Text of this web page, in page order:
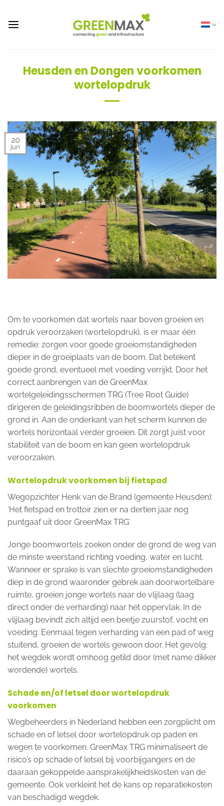
naar
inhoud
Heusden en Dongen voorkomen
wortelopdruk
20
jun
Om te voorkomen dat wortels naar boven groeien en
opdruk veroorzaken (wortelopdruk), is er maar één
remedie: zorgen voor goede groeiomstandigheden
dieper in de groeiplaats van de boom. Dat betekent
goede grond, eventueel met voeding verrijkt. Door het
correct aanbrengen van de GreenMax
wortelgeleidingsschermen TRG (Tree Root Guide)
dirigeren de geleidingsribben de boomwortels dieper de
grond in. Aan de onderkant van het scherm kunnen de
wortels horizontaal verder groeien. Dit zorgt juist voor
stabiliteit van de boom en kan geen wortelopdruk
veroorzaken.
Wortelopdruk voorkomen bij fietspad
Wegopzichter Henk van de Brand (gemeente Heusden):
‘Het fietspad en trottoir zien er na dertien jaar nog
puntgaaf uit door GreenMax TRG’
Jonge boomwortels zoeken onder de grond de weg van
de minste weerstand richting voeding, water en lucht.
Wanneer er sprake is van slechte groeiomstandigheden
diep in de grond waaronder gebrek aan doorwortelbare
ruimte, groeien jonge wortels naar de vlijlaag (laag
direct onder de verharding) naar het oppervlak. In de
vlijlaag bevindt zich altijd een beetje zuurstof, vocht en
voeding. Eenmaal tegen verharding van een pad of weg
stuitend, groeien de wortels gewoon door. Het gevolg:
het wegdek wordt omhoog getild door (met name dikker
wordende) wortels.
Schade en/of letsel door wortelopdruk
voorkomen
Wegbeheerders in Nederland hebben een zorgplicht om
schade en of letsel door wortelopdruk op paden en
wegen te voorkomen. GreenMax TRG minimaliseert de
risico’s op schade of letsel bij voorbijgangers en de
daaraan gekoppelde aansprakelijkheidskosten van de
gemeente. Ook verkleint het de kans op reparatiekosten
van beschadigd wegdek.